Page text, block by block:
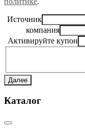
Источник
компания
Активируйте купон
Далее
Каталог